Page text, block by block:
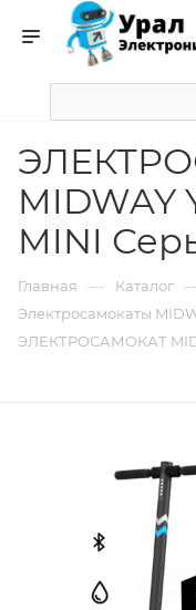
MIDWAY
MINI
Главная — Каталог
Электросамокаты
ЭЛЕКТРОСАМОКАТ